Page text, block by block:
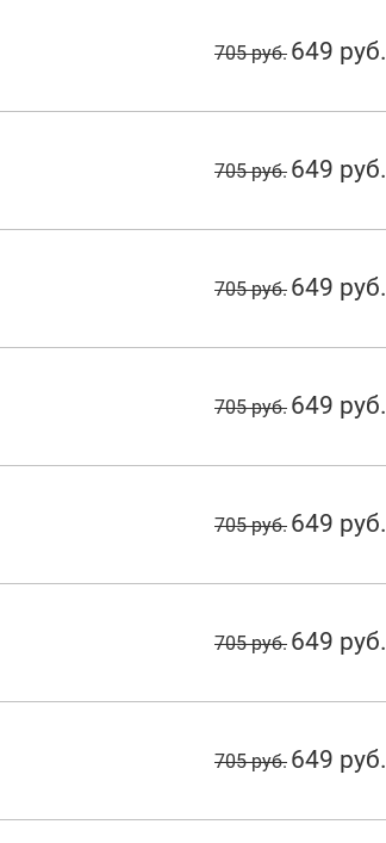
705 руб. 649 руб.
705 руб. 649 руб.
705 руб. 649 руб.
705 руб. 649 руб.
705 руб. 649 руб.
705 руб. 649 руб.
705 руб. 649 руб.